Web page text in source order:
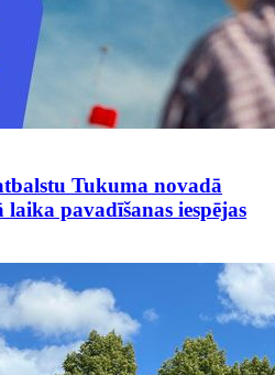
Tukuma novadā
pavadīšanas iespējas